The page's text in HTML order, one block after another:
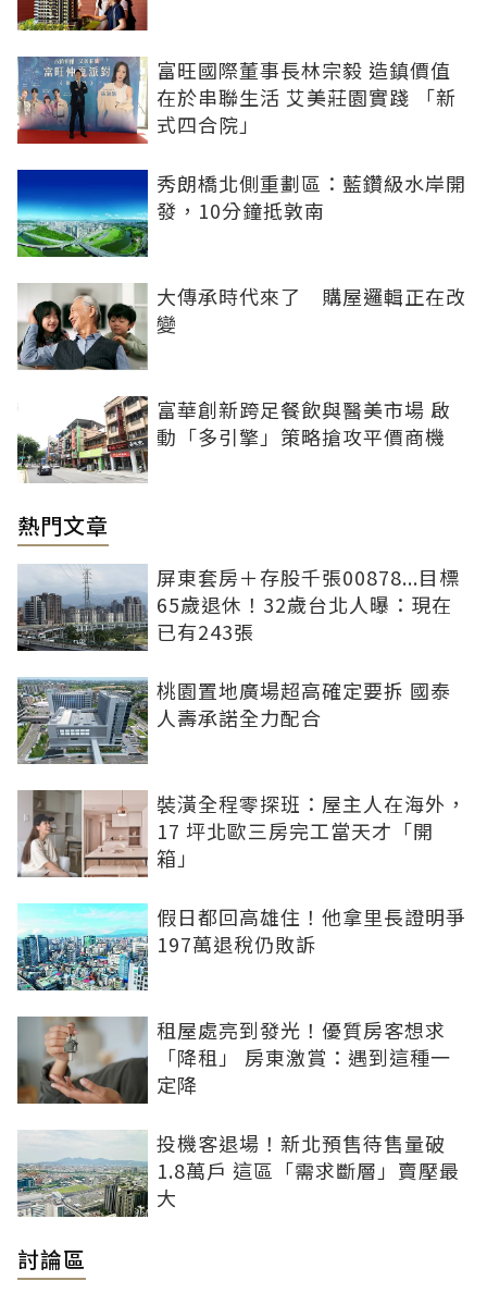
富旺國際董事長林宗毅 造鎮價值
在於串聯生活 艾美莊園實踐 「新
式四合院」
秀朗橋北側重劃區：藍鑽級水岸開
發，10分鐘抵敦南
大傳承時代來了 購屋邏輯正在改
變
富華創新跨足餐飲與醫美市場 啟
動「多引擎」策略搶攻平價商機
熱門文章
屏東套房＋存股千張00878...目標
65歲退休！32歲台北人曝：現在
已有243張
桃園置地廣場超高確定要拆 國泰
人壽承諾全力配合
裝潢全程零探班：屋主人在海外，
17 坪北歐三房完工當天才「開
箱」
假日都回高雄住！他拿里長證明爭
197萬退稅仍敗訴
租屋處亮到發光！優質房客想求
「降租」 房東激賞：遇到這種一
定降
投機客退場！新北預售待售量破
1.8萬戶 這區「需求斷層」賣壓最
大
討論區